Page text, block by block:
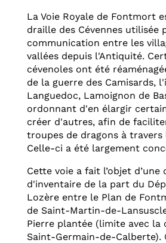
La Voie Royale de Fontmort
draille des Cévennes utilisée
communication entre les
vallées depuis l'Antiquité.
cévenoles ont été
de la guerre des Camisards,
Languedoc, Lamoignon de
ordonnant d'en élargir
créer d'autres, afin de
troupes de dragons à travers
Celle-ci a été largement
Cette voie a fait l’objet d’une
d'inventaire de la part du
Lozère entre le Plan de
de Saint-Martin-de-
Pierre plantée (limite avec la
Saint-Germain-de-Calberte).